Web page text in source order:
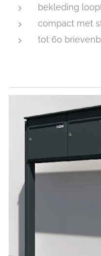
bekleding
compact met
tot 60